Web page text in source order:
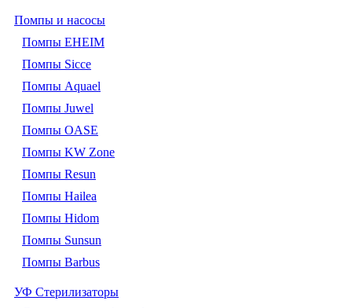
Помпы и насосы
Помпы EHEIM
Помпы Sicce
Помпы Aquael
Помпы Juwel
Помпы OASE
Помпы KW Zone
Помпы Resun
Помпы Hailea
Помпы Hidom
Помпы Sunsun
Помпы Barbus
УФ Стерилизаторы